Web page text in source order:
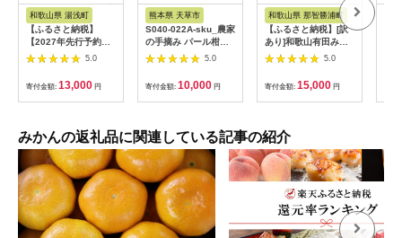
税
和歌山県 湯浅町
【ふるさと納税】
【2027年先行予約】
【訳あり・ご家庭用】
和歌山県産 完熟 不知
火 5kg 甘酸っぱい味
わいと芳醇な風味がた
まらない高級柑橘!
5.0
寄付金額: 13,000 円
ス
熊本県 天草市
S040-022A-sku_農家
の手摘み パール柑
〈先行受付〉 先行予
約 柑橘 パール柑 選べ
る 内容量 約 5kg /
7.5kg 天草産 果物 フ
ルーツ 真珠 手摘み 固
上品 甘み おいしい お
すすめ 人気 予約受付
常温 お取り寄せ お取
り寄せフルーツ 熊本
県 天草市 送料無料
5.0
寄付金額: 10,000 円
税
和歌山県 那智勝浦町
【ふるさと納税】[訳
あり]和歌山有田みか
ん約10kg(S～Lサイズ
いずれかお届け）
★2026年11月中旬頃
より順次発送
［TM82］ | 数量限定
柑橘 果物 フルーツ お
すすめ 人気
5.0
寄付金額: 15,000 円
みかんの返礼品に関連している記事の紹介